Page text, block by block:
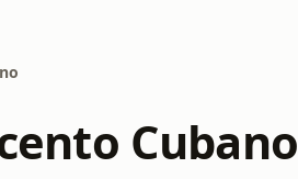
Cubano